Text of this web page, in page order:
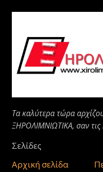
Μετάβαση
Τα καλύτερα τώρα
ΞΗΡΟΛΙΜΝΙΩΤΙΚΑ, σαν τις
Σελίδες
Αρχική σελίδα